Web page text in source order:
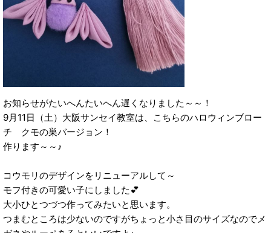
お知らせがたいへんたいへん遅くなりました～～！
9月11日（土）大阪サンセイ教室は、こちらのハロウィンブロー
チ クモの巣バージョン！
作ります～～♪
コウモリのデザインをリニューアルして～
モフ付きの可愛い子にしました💕
大小ひとつづつ作ってみたいと思います。
つまむところは少ないのですがちょっと小さ目のサイズなのでメ